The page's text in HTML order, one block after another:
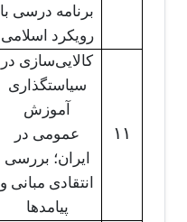
برنامه درسی با
رویکرد اسلامی
۱۱
کالایی‌سازی در
سیاستگذاری
آموزش
عمومی در
ایران؛ بررسی
انتقادی مبانی و
پیامدها